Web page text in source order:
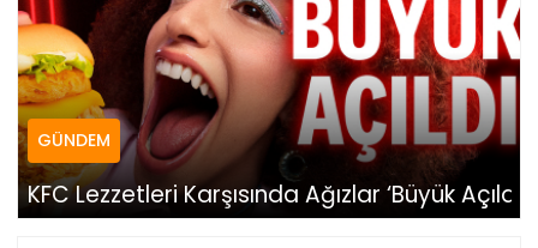
GÜNDEM
KFC Lezzetleri Karşısında Ağızlar ‘Büyük Açıldı